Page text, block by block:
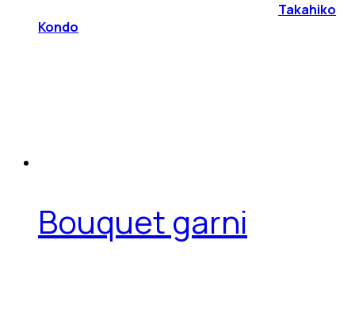
Takahiko
Kondo
Bouquet garni